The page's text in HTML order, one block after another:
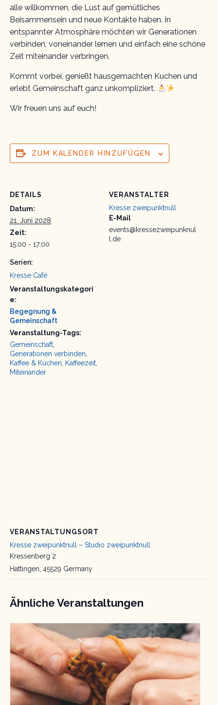
alle willkommen, die Lust auf gemütliches
Beisammensein und neue Kontakte haben. In
entspannter Atmosphäre möchten wir Generationen
verbinden, voneinander lernen und einfach eine schöne
Zeit miteinander verbringen.
Kommt vorbei, genießt hausgemachten Kuchen und
erlebt Gemeinschaft ganz unkompliziert.
Wir freuen uns auf euch!
ZUM KALENDER HINZUFÜGEN
DETAILS
Datum:
21. Juni 2028
Zeit:
15:00 - 17:00
Serien:
Kresse Café
Veranstaltungskategori
e:
Begegnung &
Gemeinschaft
Veranstaltung-Tags:
Gemeinschaft,
Generationen verbinden,
Kaffee & Kuchen, Kaffeezeit,
Miteinander
VERANSTALTER
Kresse zweipunktnull
E-Mail
events@kressezweipunknul
l.de
VERANSTALTUNGSORT
Kresse zweipunktnull – Studio zweipunktnull
Kressenberg 2
Hattingen, 45529 Germany
Ähnliche Veranstaltungen